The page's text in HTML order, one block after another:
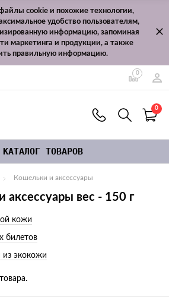
cookie и похожие технологии,
удобство пользователям,
информацию, запоминая
маркетинга и продукции, а также
правильную информацию.
0
0
КАТАЛОГ ТОВАРОВ
Кошельки и аксессуары
аксессуары вес - 150 г
кожи
билетов
из экокожи